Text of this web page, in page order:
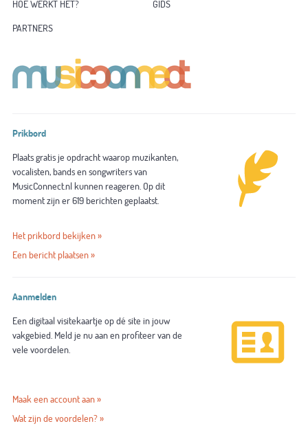
HOE WERKT HET?
GIDS
PARTNERS
Prikbord
Plaats gratis je opdracht waarop muzikanten,
vocalisten, bands en songwriters van
MusicConnect.nl kunnen reageren. Op dit
moment zijn er 619 berichten geplaatst.
Het prikbord bekijken »
Een bericht plaatsen »
Aanmelden
Een digitaal visitekaartje op dé site in jouw
vakgebied. Meld je nu aan en profiteer van de
vele voordelen.
Maak een account aan »
Wat zijn de voordelen? »